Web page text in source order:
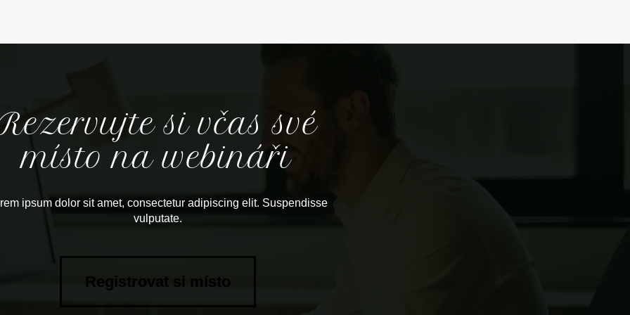
si včas své
místo na webináři
ipsum dolor sit amet, consectetur adipiscing elit. Suspendisse
vulputate.
Registrovat si místo